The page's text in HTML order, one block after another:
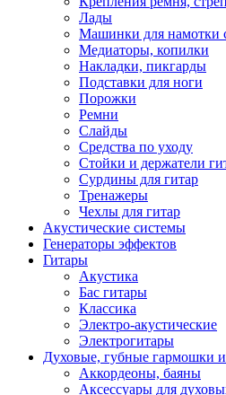
Лады
Машинки для намотки
Медиаторы, копилки
Накладки, пикгарды
Подставки для ноги
Порожки
Ремни
Слайды
Средства по уходу
Стойки и держатели
Сурдины для гитар
Тренажеры
Чехлы для гитар
Акустические системы
Генераторы эффектов
Гитары
Акустика
Бас гитары
Классика
Электро-акустические
Электрогитары
Духовые, губные гармошки
Аккордеоны, баяны
Аксессуары для